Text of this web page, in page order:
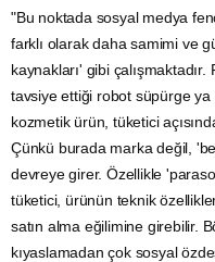
"Bu noktada sosyal medya
farklı olarak daha samimi ve
kaynakları' gibi çalışmaktadır.
tavsiye ettiği robot süpürge ya
kozmetik ürün, tüketici
Çünkü burada marka değil,
devreye girer. Özellikle
tüketici, ürünün teknik
satın alma eğilimine girebilir.
kıyaslamadan çok sosyal